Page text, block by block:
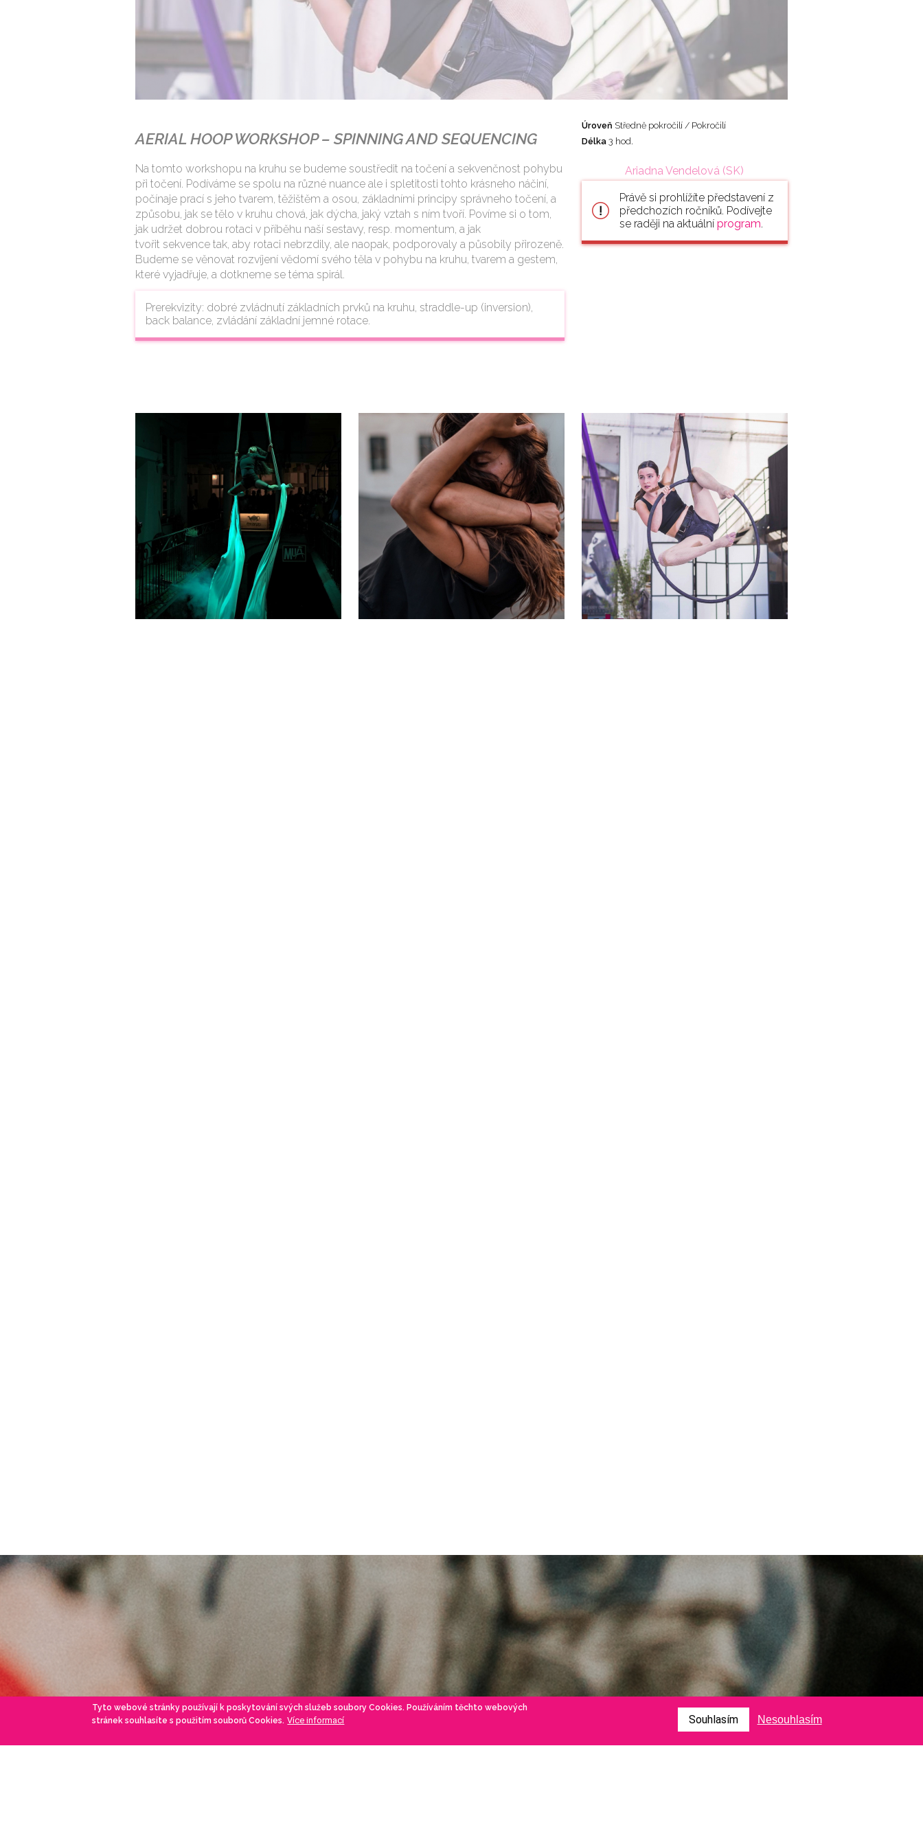
AERIAL HOOP WORKSHOP – SPINNING AND SEQUENCING
Na tomto workshopu na kruhu se budeme soustředit na točení a sekvenčnost pohybu
při točení. Podíváme se spolu na různé nuance ale i spletitosti tohto krásneho náčiní,
počínaje prací s jeho tvarem, těžištěm a osou, základními principy správneho točení, a
způsobu, jak se tělo v kruhu chová, jak dýcha, jaký vztah s ním tvoří. Povíme si o tom,
jak udržet dobrou rotaci v příběhu naší sestavy, resp. momentum, a jak
tvořit sekvence tak, aby rotaci nebrzdily, ale naopak, podporovaly a působily přirozeně.
Budeme se věnovat rozvíjení vědomí svého těla v pohybu na kruhu, tvarem a gestem,
které vyjadřuje, a dotkneme se téma spirál.
Prerekvizity: dobré zvládnutí základních prvků na kruhu, straddle-up (inversion),
back balance, zvládání základní jemné rotace.
Úroveň Středně pokročilí / Pokročilí
Délka 3 hod.
Ariadna Vendelová (SK)
Právě si prohlížíte představení z
předchozích ročníků. Podívejte
se raději na aktuální program.
Tyto webové stránky používají k poskytování svých služeb soubory Cookies. Používáním těchto webových
stránek souhlasíte s použitím souborů Cookies. Více informací Souhlasím Nesouhlasím